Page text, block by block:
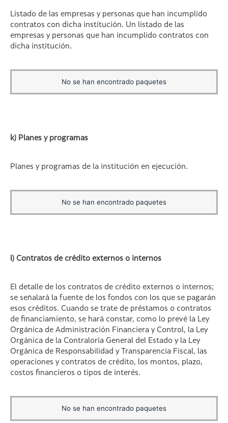
Listado de las empresas y personas que han incumplido
contratos con dicha institución. Un listado de las
empresas y personas que han incumplido contratos con
dicha institución.
No se han encontrado paquetes
k) Planes y programas
Planes y programas de la institución en ejecución.
No se han encontrado paquetes
l) Contratos de crédito externos o internos
El detalle de los contratos de crédito externos o internos;
se señalará la fuente de los fondos con los que se pagarán
esos créditos. Cuando se trate de préstamos o contratos
de financiamiento, se hará constar, como lo prevé la Ley
Orgánica de Administración Financiera y Control, la Ley
Orgánica de la Contraloría General del Estado y la Ley
Orgánica de Responsabilidad y Transparencia Fiscal, las
operaciones y contratos de crédito, los montos, plazo,
costos financieros o tipos de interés.
No se han encontrado paquetes